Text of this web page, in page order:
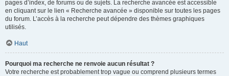
pages d’index, de forums ou de sujets. La recherche avancée est accessible
en cliquant sur le lien « Recherche avancée » disponible sur toutes les pages
du forum. L’accès à la recherche peut dépendre des thèmes graphiques
utilisés.
Haut
Pourquoi ma recherche ne renvoie aucun résultat ?
Votre recherche est probablement trop vague ou comprend plusieurs termes